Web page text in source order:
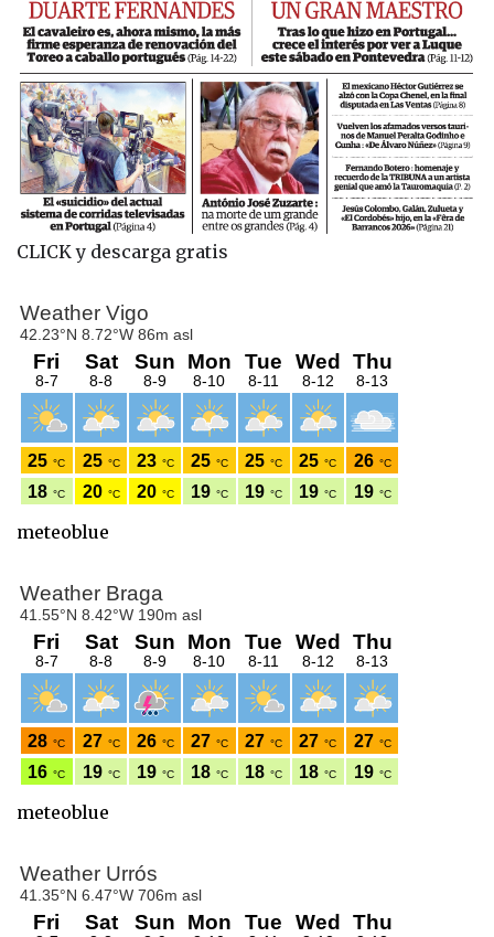
CLICK y descarga gratis
meteoblue
meteoblue